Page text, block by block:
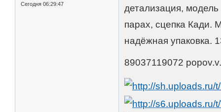
Сегодня 06:29:47
детализация,
парах, сцепка Кади.
надёжная упаковка.
89037119072